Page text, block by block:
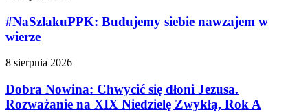
#NaSzlakuPPK: Budujemy siebie nawzajem w
wierze
8 sierpnia 2026
Dobra Nowina: Chwycić się dłoni Jezusa.
Rozważanie na XIX Niedzielę Zwykłą, Rok A